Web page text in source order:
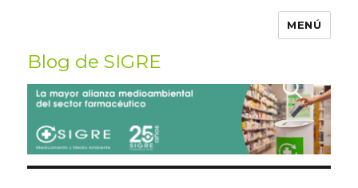
MENÚ
Blog de SIGRE
Buscar
por: